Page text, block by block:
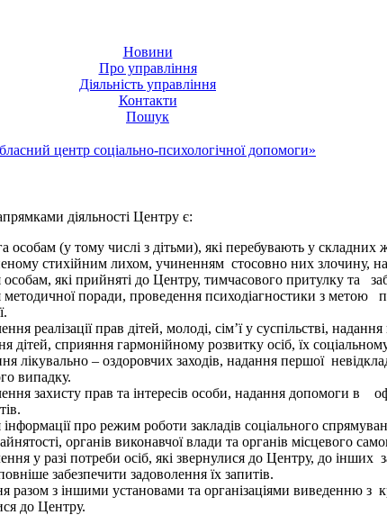
Новини
Про управління
Діяльність управління
Контакти
Пошук
центр соціально-психологічної допомоги»
діяльності Центру є:
особам (у тому числі з дітьми), які перебувають у складних
стихійним лихом, учиненням стосовно них злочину,
які прийняті до Центру, тимчасового притулку та
поради, проведення психодіагностики з метою
реалізації прав дітей, молоді, сім’ї у суспільстві,
дітей, сприяння гармонійному розвитку осіб, їх
лікувально – оздоровчих заходів, надання першої
випадку.
захисту прав та інтересів особи, надання допомоги в
про режим роботи закладів соціального
органів виконавчої влади та органів місцевого
у разі потреби осіб, які звернулися до Центру, до інших
забезпечити задоволення їх запитів.
разом з іншими установами та організаціями виведенню з
до Центру.